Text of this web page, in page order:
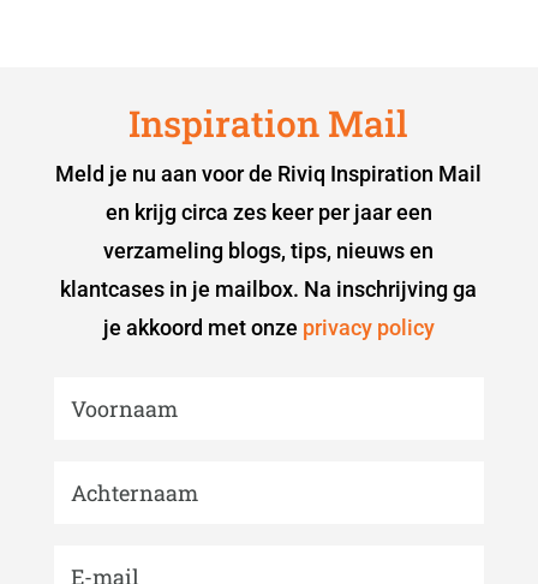
Inspiration Mail
Meld je nu aan voor de Riviq Inspiration Mail
en krijg circa zes keer per jaar een
verzameling blogs, tips, nieuws en
klantcases in je mailbox. Na inschrijving ga
je akkoord met onze privacy policy